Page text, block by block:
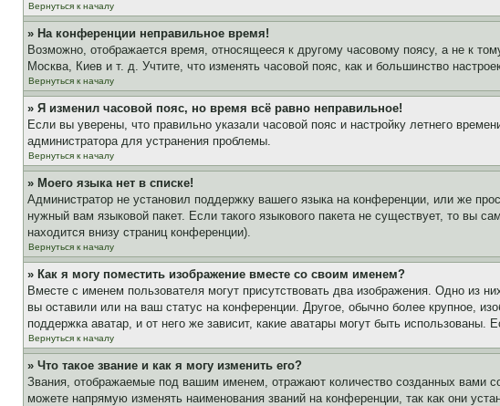
Вернуться к началу
» На конференции неправильное время!
Возможно, отображается время, относящееся к другому часовому поясу, а не к
Москва, Киев и т. д. Учтите, что изменять часовой пояс, как и большинство
Вернуться к началу
» Я изменил часовой пояс, но время всё равно неправильное!
Если вы уверены, что правильно указали часовой пояс и настройку летнего
администратора для устранения проблемы.
Вернуться к началу
» Моего языка нет в списке!
Администратор не установил поддержку вашего языка на конференции, или же
нужный вам языковой пакет. Если такого языкового пакета не существует, то
находится внизу страниц конференции).
Вернуться к началу
» Как я могу поместить изображение вместе со своим именем?
Вместе с именем пользователя могут присутствовать два изображения. Одно из
вы оставили или на ваш статус на конференции. Другое, обычно более крупное,
поддержка аватар, и от него же зависит, какие аватары могут быть
Вернуться к началу
» Что такое звание и как я могу изменить его?
Звания, отображаемые под вашим именем, отражают количество созданных вами
можете напрямую изменять наименования званий на конференции, так как они